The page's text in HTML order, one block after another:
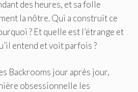
des heures, et sa folle
la nôtre. Qui a construit ce
? Et quelle est l’étrange et
entend et voit parfois ?
Backrooms jour après jour,
obsessionnelle les